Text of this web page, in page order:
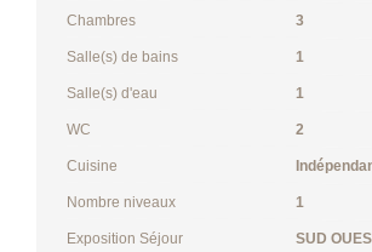
Chambres 3
Salle(s) de bains 1
Salle(s) d'eau 1
WC 2
Cuisine
Nombre niveaux 1
Exposition Séjour SUD